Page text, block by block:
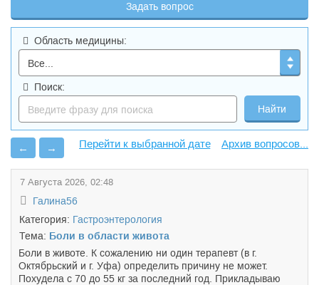
Задать вопрос
Область медицины:
Поиск:
← → Архив вопросов...
7 Августа 2026, 02:48
Галина56
Категория: Гастроэнтерология
Тема: Боли в области живота
Боли в животе. К сожалению ни один терапевт (в г.
Октябрьский и г. Уфа) определить причину не может.
Похудела с 70 до 55 кг за последний год. Прикладываю